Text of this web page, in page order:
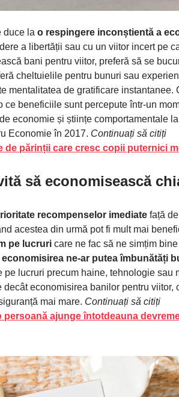
duce la o respingere inconștientă a
a libertății sau cu un viitor incert pe
bani pentru viitor, preferă să se
cheltuielile pentru bunuri sau
mentalitatea de gratificare instantanee.
beneficiile sunt percepute într-un
economie și științe comportamentale
Economie în 2017. Continuați să citiți
de părinții care cresc copii puternici
să economisească
recompenselor imediate față
acestea din urmă pot fi mult mai
pe lucruri care ne fac să ne simțim
economisirea ne-ar putea îmbunătăți
pe lucruri precum haine, tehnologie sau
economisirea banilor pentru viitor,
mai mare. Continuați să citiți
persoană ajunge întotdeauna